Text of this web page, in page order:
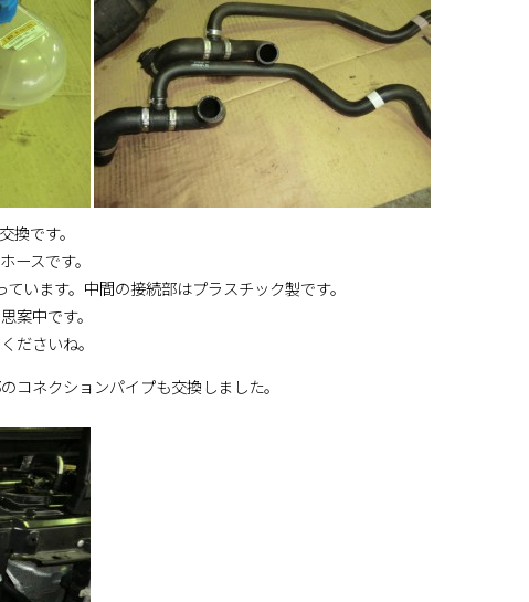
換です。
ースです。
います。中間の接続部はプラスチック製です。
案中です。
ださいね。
コネクションパイプも交換しました。